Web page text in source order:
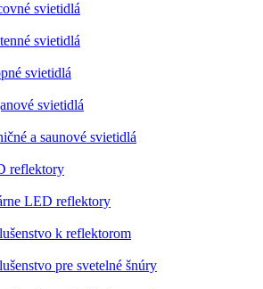
svietidlá
svietidlá
svietidlá
svietidlá
a saunové svietidlá
reflektory
LED reflektory
k reflektorom
pre svetelné šnúry